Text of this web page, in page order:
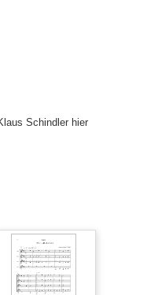
Schindler hier